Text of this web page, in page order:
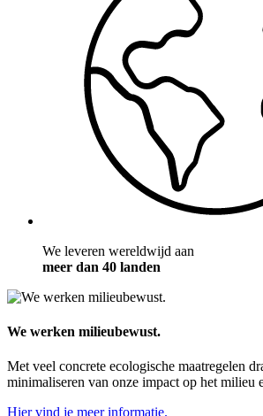
We leveren wereldwijd aan
meer dan 40 landen
We werken milieubewust.
Met veel concrete ecologische maatregelen
minimaliseren van onze impact op het milieu
Hier vind je meer informatie.